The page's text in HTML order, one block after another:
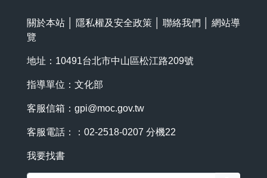
關於本站 隱私權及安全政策 聯絡我們
網站導
覽
地址：10491台北市中山區松江路209號
指導單位：文化部
客服信箱： gpi@moc.gov.tw
客服電話：：02-2518-0207 分機22
我要找書